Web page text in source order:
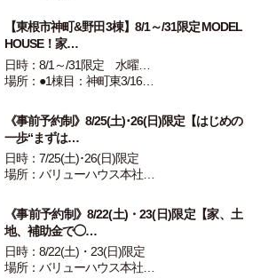
【東根市神町&野田3棟】8/1～/31限定 MODEL
HOUSE！家…
日時：8/1～/31限定 水曜…
場所：●1棟目：神町東3/16…
《事前予約制》8/25(土)･26(日)限定【はじめの
一歩“まずは…
日時：7/25(土)･26(日)限定
場所：バリューハウス本社…
《事前予約制》8/22(土)・23(日)限定【家、土
地、補助金で◯…
日時：8/22(土)・23(日)限定
場所：バリューハウス本社…